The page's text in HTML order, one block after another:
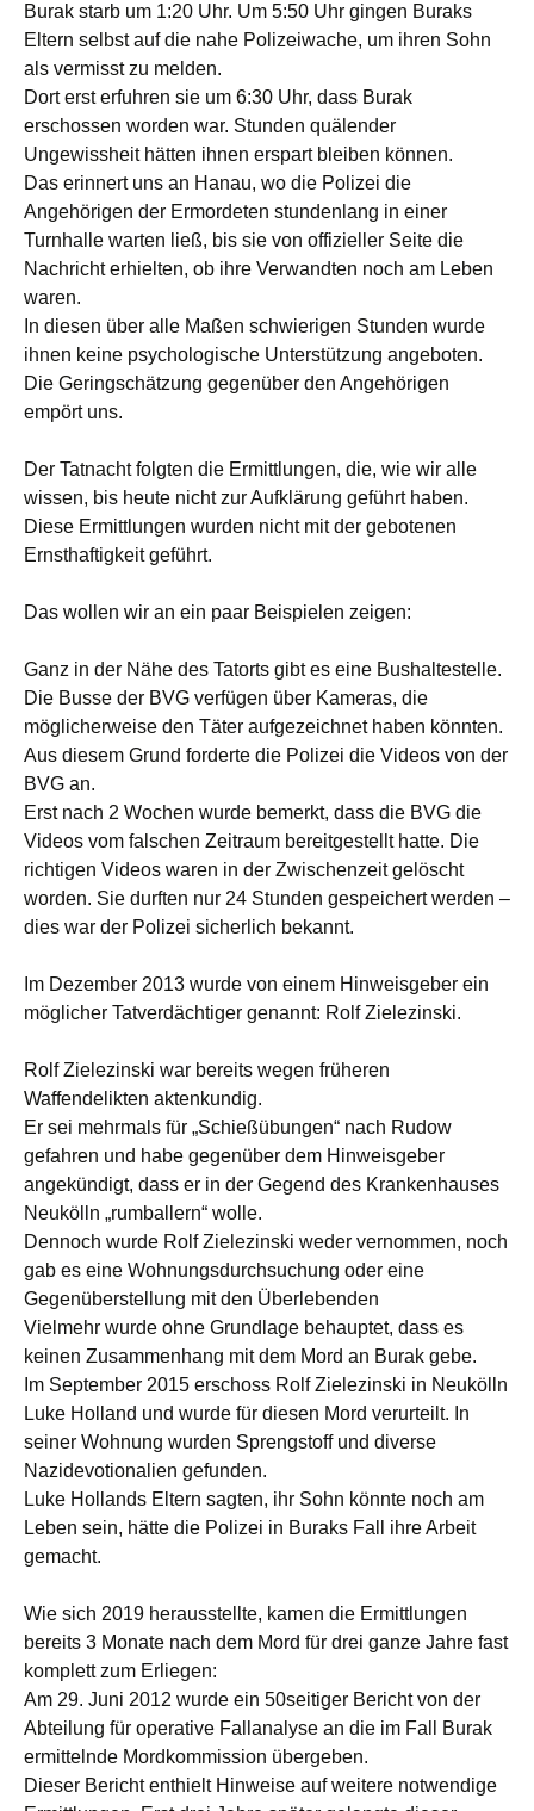
Burak starb um 1:20 Uhr. Um 5:50 Uhr gingen Buraks
Eltern selbst auf die nahe Polizeiwache, um ihren Sohn
als vermisst zu melden.
Dort erst erfuhren sie um 6:30 Uhr, dass Burak
erschossen worden war. Stunden quälender
Ungewissheit hätten ihnen erspart bleiben können.
Das erinnert uns an Hanau, wo die Polizei die
Angehörigen der Ermordeten stundenlang in einer
Turnhalle warten ließ, bis sie von offizieller Seite die
Nachricht erhielten, ob ihre Verwandten noch am Leben
waren.
In diesen über alle Maßen schwierigen Stunden wurde
ihnen keine psychologische Unterstützung angeboten.
Die Geringschätzung gegenüber den Angehörigen
empört uns.
Der Tatnacht folgten die Ermittlungen, die, wie wir alle
wissen, bis heute nicht zur Aufklärung geführt haben.
Diese Ermittlungen wurden nicht mit der gebotenen
Ernsthaftigkeit geführt.
Das wollen wir an ein paar Beispielen zeigen:
Ganz in der Nähe des Tatorts gibt es eine Bushaltestelle.
Die Busse der BVG verfügen über Kameras, die
möglicherweise den Täter aufgezeichnet haben könnten.
Aus diesem Grund forderte die Polizei die Videos von der
BVG an.
Erst nach 2 Wochen wurde bemerkt, dass die BVG die
Videos vom falschen Zeitraum bereitgestellt hatte. Die
richtigen Videos waren in der Zwischenzeit gelöscht
worden. Sie durften nur 24 Stunden gespeichert werden –
dies war der Polizei sicherlich bekannt.
Im Dezember 2013 wurde von einem Hinweisgeber ein
möglicher Tatverdächtiger genannt: Rolf Zielezinski.
Rolf Zielezinski war bereits wegen früheren
Waffendelikten aktenkundig.
Er sei mehrmals für „Schießübungen“ nach Rudow
gefahren und habe gegenüber dem Hinweisgeber
angekündigt, dass er in der Gegend des Krankenhauses
Neukölln „rumballern“ wolle.
Dennoch wurde Rolf Zielezinski weder vernommen, noch
gab es eine Wohnungsdurchsuchung oder eine
Gegenüberstellung mit den Überlebenden
Vielmehr wurde ohne Grundlage behauptet, dass es
keinen Zusammenhang mit dem Mord an Burak gebe.
Im September 2015 erschoss Rolf Zielezinski in Neukölln
Luke Holland und wurde für diesen Mord verurteilt. In
seiner Wohnung wurden Sprengstoff und diverse
Nazidevotionalien gefunden.
Luke Hollands Eltern sagten, ihr Sohn könnte noch am
Leben sein, hätte die Polizei in Buraks Fall ihre Arbeit
gemacht.
Wie sich 2019 herausstellte, kamen die Ermittlungen
bereits 3 Monate nach dem Mord für drei ganze Jahre fast
komplett zum Erliegen:
Am 29. Juni 2012 wurde ein 50seitiger Bericht von der
Abteilung für operative Fallanalyse an die im Fall Burak
ermittelnde Mordkommission übergeben.
Dieser Bericht enthielt Hinweise auf weitere notwendige